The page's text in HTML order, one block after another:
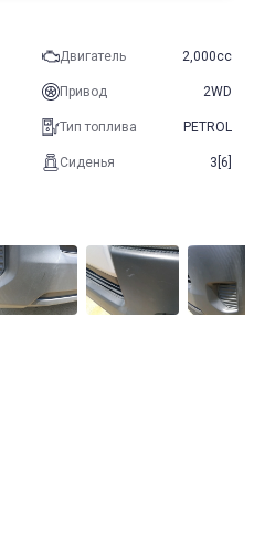
Двигатель 2,000cc
Привод 2WD
Тип топлива PETROL
Сиденья 3[6]